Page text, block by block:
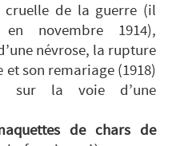
cruelle de la guerre (il
novembre 1914),
névrose, la rupture
et son remariage (1918)
sur la voie d’une
de chars de